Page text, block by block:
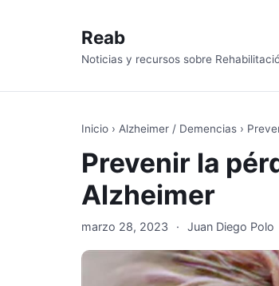
Reab
Noticias y recursos sobre
Inicio › Alzheimer / Demencias ›
Prevenir la
Alzheimer
marzo 28, 2023 · Juan Diego Polo